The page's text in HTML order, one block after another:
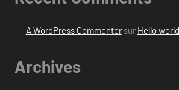
A WordPress Commentersur Hello
Archives